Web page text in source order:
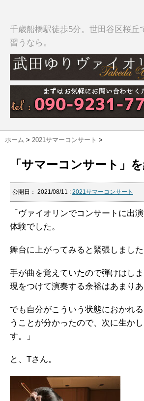
千歳船橋駅徒歩5分。世田谷区桜丘
習うなら。
ホーム > 2021サマーコンサート >
「サマーコンサート」
公開日： 2021/08/11 : 2021サマーコンサート
「ヴァイオリンでコンサートに出
体験でした。
舞台に上がってみると緊張しました
手が曲を覚えていたので弾けはし
現をつけて演奏する余裕はあまりあ
でも自分がこういう状態におかれ
うことが分かったので、次に生か
す。」
と、Tさん。